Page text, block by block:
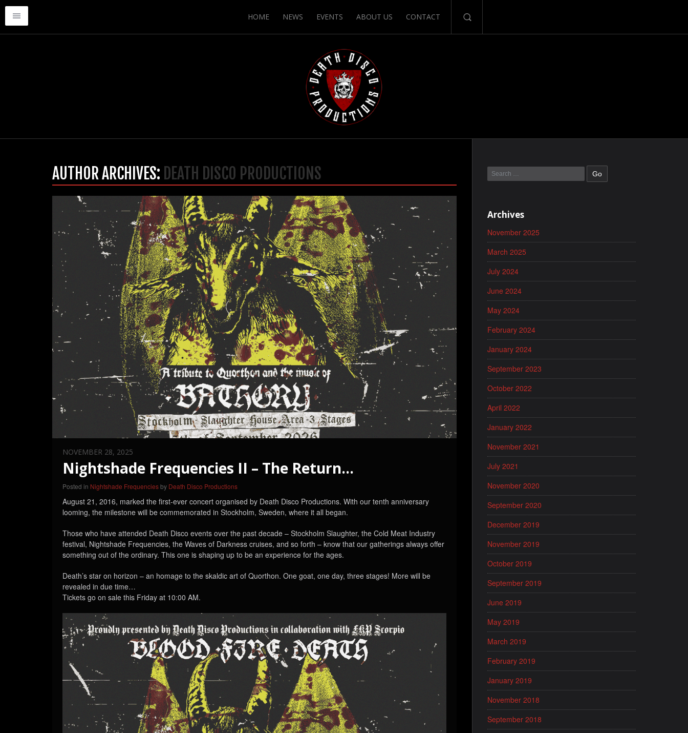
HOME NEWS EVENTS ABOUT US CONTACT
AUTHOR ARCHIVES: DEATH DISCO PRODUCTIONS
NOVEMBER 28, 2025
Nightshade Frequencies II – The Return…
Posted in Nightshade Frequenciesby Death Disco Productions
August 21, 2016, marked the first-ever concert organised by Death Disco Productions. With our tenth anniversary
looming, the milestone will be commemorated in Stockholm, Sweden, where it all began.
Those who have attended Death Disco events over the past decade – Stockholm Slaughter, the Cold Meat Industry
festival, Nightshade Frequencies, the Waves of Darkness cruises, and so forth – know that our gatherings always offer
something out of the ordinary. This one is shaping up to be an experience for the ages.
Death’s star on horizon – an homage to the skaldic art of Quorthon. One goat, one day, three stages! More will be
revealed in due time…
Tickets go on sale this Friday at 10:00 AM.
Archives
November 2025
March 2025
July 2024
June 2024
May 2024
February 2024
January 2024
September 2023
October 2022
April 2022
January 2022
November 2021
July 2021
November 2020
September 2020
December 2019
November 2019
October 2019
September 2019
June 2019
May 2019
March 2019
February 2019
January 2019
November 2018
September 2018